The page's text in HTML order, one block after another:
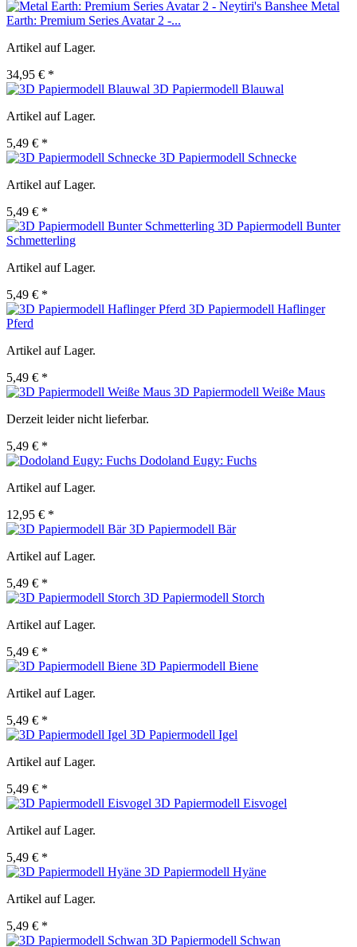
Metal
Earth: Premium Series Avatar 2 -...
Artikel auf Lager.
34,95 € *
3D Papiermodell Blauwal
Artikel auf Lager.
5,49 € *
3D Papiermodell Schnecke
Artikel auf Lager.
5,49 € *
3D Papiermodell Bunter
Schmetterling
Artikel auf Lager.
5,49 € *
3D Papiermodell Haflinger
Pferd
Artikel auf Lager.
5,49 € *
3D Papiermodell Weiße Maus
Derzeit leider nicht lieferbar.
5,49 € *
Dodoland Eugy: Fuchs
Artikel auf Lager.
12,95 € *
3D Papiermodell Bär
Artikel auf Lager.
5,49 € *
3D Papiermodell Storch
Artikel auf Lager.
5,49 € *
3D Papiermodell Biene
Artikel auf Lager.
5,49 € *
3D Papiermodell Igel
Artikel auf Lager.
5,49 € *
3D Papiermodell Eisvogel
Artikel auf Lager.
5,49 € *
3D Papiermodell Hyäne
Artikel auf Lager.
5,49 € *
3D Papiermodell Schwan